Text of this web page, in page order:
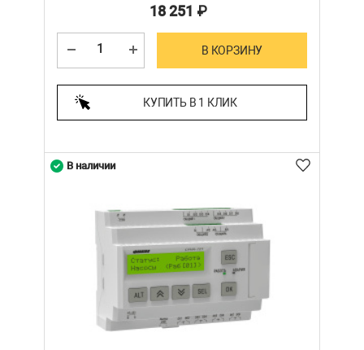
18 251 ₽
В КОРЗИНУ
КУПИТЬ В 1 КЛИК
В наличии